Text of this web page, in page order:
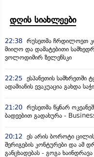
დღის სიახლეები
22:38 რუსეთმა ჩრდილოეთ
მიიღო და დამატებითი
ვოლოდიმირ ზელენსკი
22:25 ესპანეთის სამხრეთში
ადამიანის ევაკუაცია გახდა
21:20 რუსეთმა წყნარ
ბადეებით გადახურა -
20:12
ეს არის ბოროტი
შერიგების კონტურები და ამ
განცხადებას - გოგა